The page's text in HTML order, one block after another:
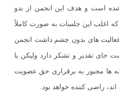
است و هدف این انجمن از بدو
اغلب این جلسات به صورت کاملاً
فعالیت های بدون چشم داشت انجمن
جای تقدیر و تشکر دارد ولیکن با
ها مجبور به برقراری حق عضویت
راضی کننده خواهد بود.